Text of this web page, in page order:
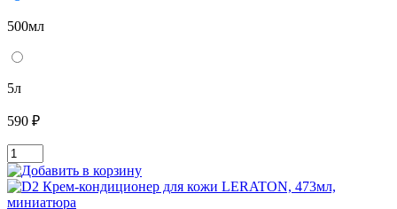
500мл
5л
590 ₽